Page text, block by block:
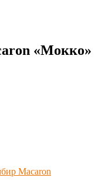
«Мокко»
Macaron